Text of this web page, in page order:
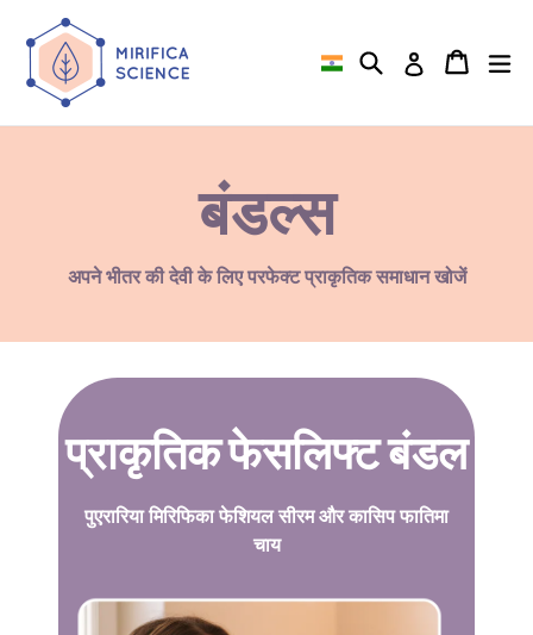
छोड़कर
बढ़ने
खोज लॉग इन करें
कार्ट
कार्ट
बंडल्स
अपने भीतर की देवी के लिए परफेक्ट प्राकृतिक समाधान खोजें
प्राकृतिक फेसलिफ्ट बंडल
पुएरारिया मिरिफिका फेशियल सीरम और कासिप फातिमा
चाय